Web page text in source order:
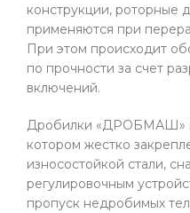
конструкции, роторные
применяются при
При этом происходит
по прочности за счет
включений.
Дробилки «ДРОБМАШ»
котором жестко
износостойкой стали,
регулировочным
пропуск недробимых